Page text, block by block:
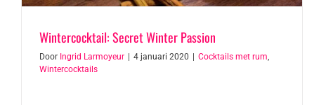
Wintercocktail: Secret Winter Passion
Door Ingrid Larmoyeur 4 januari 2020 Cocktails met rum,
Wintercocktails